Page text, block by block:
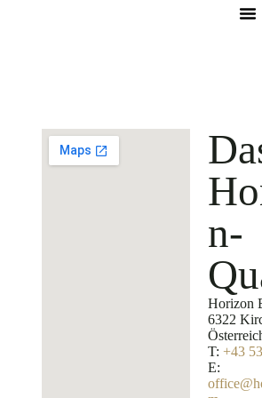
n­
Horizon
6322
T: +43
E: